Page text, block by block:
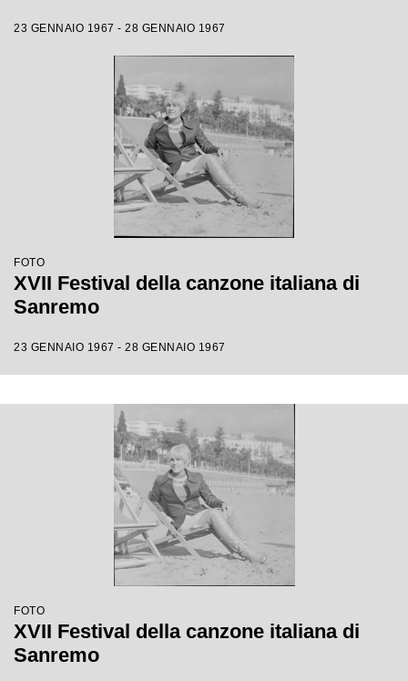
23 GENNAIO 1967 - 28 GENNAIO 1967
FOTO
XVII Festival della canzone italiana di
Sanremo
23 GENNAIO 1967 - 28 GENNAIO 1967
FOTO
XVII Festival della canzone italiana di
Sanremo